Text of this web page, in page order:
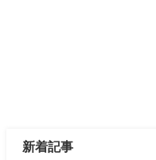
新着記事